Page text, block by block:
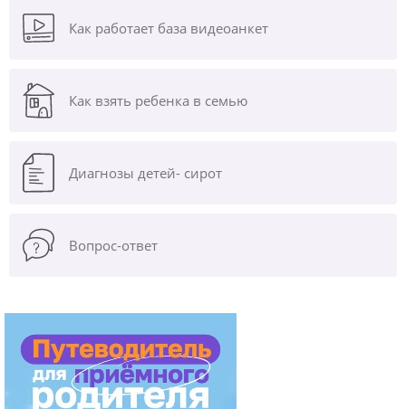
Как работает база видеоанкет
Как взять ребенка в семью
Диагнозы детей- сирот
Вопрос-ответ